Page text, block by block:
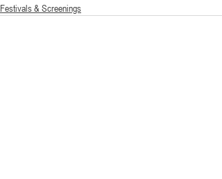
Festivals & Screenings